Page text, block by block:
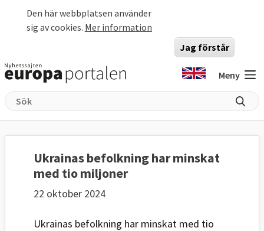
Den här webbplatsen använder
sig av cookies. Mer information
Jag förstår
Meny
Ukrainas befolkning har minskat
med tio miljoner
22 oktober 2024
Ukrainas befolkning har minskat med tio